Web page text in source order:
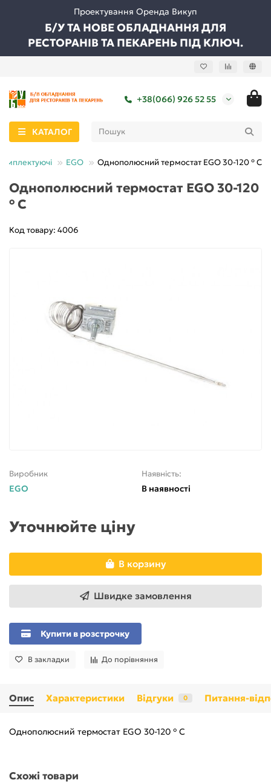
Проектування Оренда Викуп
Б/У ТА НОВЕ ОБЛАДНАННЯ ДЛЯ
РЕСТОРАНІВ ТА ПЕКАРЕНЬ ПІД КЛЮЧ.
+38(066) 926 52 55
КАТАЛОГ
EGO Однополюсний термостат EGO 30-120 ° С
Однополюсний термостат EGO 30-120
° С
Код товару: 4006
Виробник
EGO
Наявність:
В наявності
Уточнюйте ціну
В корзину
Швидке замовлення
Купити в розстрочку
В закладки До порівняння
Опис Характеристики Відгуки 0 Питання-
Однополюсний термостат EGO 30-120 ° С
Схожі товари